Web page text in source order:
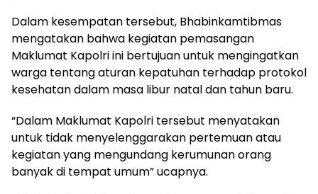
Dalam kesempatan tersebut, Bhabinkamtibmas
mengatakan bahwa kegiatan pemasangan
Maklumat Kapolri ini bertujuan untuk mengingatkan
warga tentang aturan kepatuhan terhadap protokol
kesehatan dalam masa libur natal dan tahun baru.
“Dalam Maklumat Kapolri tersebut menyatakan
untuk tidak menyelenggarakan pertemuan atau
kegiatan yang mengundang kerumunan orang
banyak di tempat umum” ucapnya.